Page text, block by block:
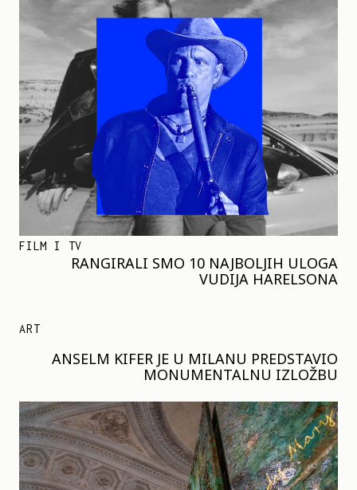
FILM I TV
RANGIRALI SMO 10 NAJBOLJIH ULOGA
VUDIJA HARELSONA
ART
ANSELM KIFER JE U MILANU PREDSTAVIO
MONUMENTALNU IZLOŽBU